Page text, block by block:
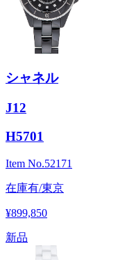
シャネル
J12
H5701
Item No.52171
在庫有/東京
¥899,850
新品